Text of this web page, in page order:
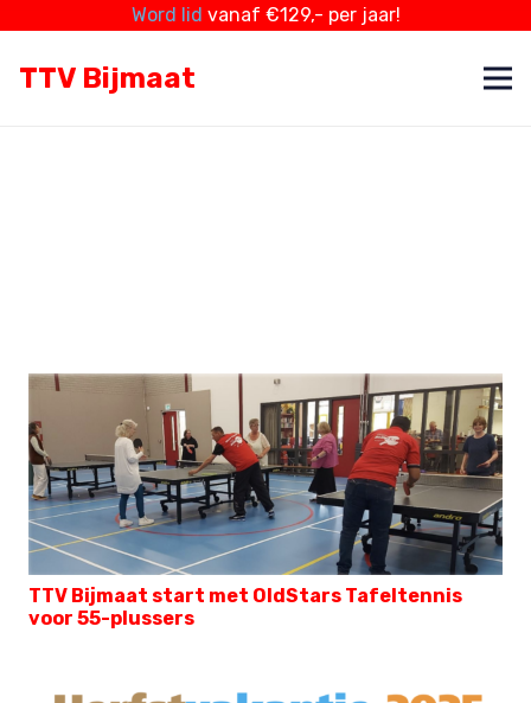
Word lid vanaf €129,- per jaar!
TTV Bijmaat
TTV Bijmaat start met OldStars Tafeltennis
voor 55-plussers